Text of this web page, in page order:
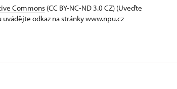
Commons (CC BY-NC-ND 3.0 CZ) (Uveďte
odkaz na stránky www.npu.cz